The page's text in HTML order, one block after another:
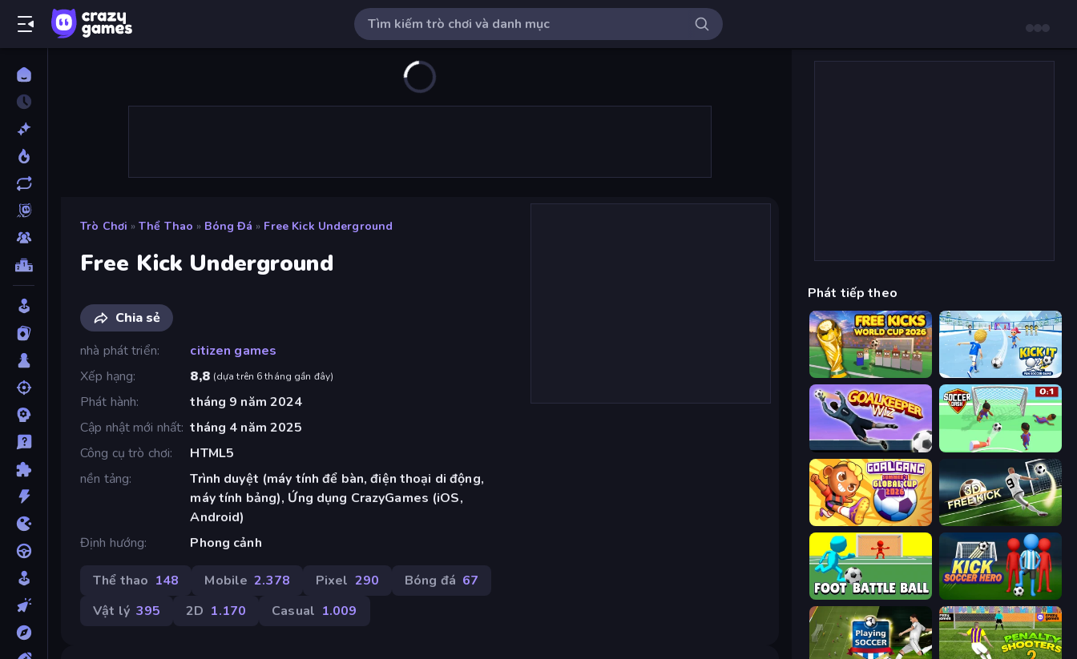
Trò Chơi » Thể Thao » Bóng Đá » Free Kick Underground
Free Kick Underground
Chia sẻ
nhà phát triển
citizen games
Xếp hạng
8,8 (dựa trên 6 tháng gần đây)
Phát hành
tháng 9 năm 2024
Cập nhật mới nhất tháng 4 năm 2025
Công cụ trò chơi
HTML5
nền tảng
Trình duyệt (máy tính để bàn, điện thoại di động,
máy tính bảng), Ứng dụng CrazyGames (iOS,
Android)
Định hướng
Phong cảnh
Thể thao 148 Mobile 2.378 Pixel 290 Bóng đá 67
Vật lý 395 2D 1.170 Casual 1.009
Phát tiếp theo
Free Kicks World Cup 2026 Kick It – Fun Soccer Game
Goalkeeper Wiz Soccer Dash
Goal Gang Free Kick Classic (3D Free Kick)
Foot Battle Ball Kick Soccer Hero